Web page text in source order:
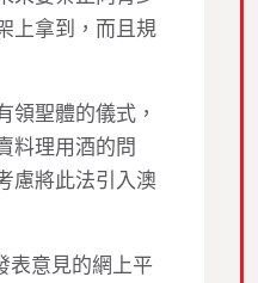
上拿到，而且規
領聖體的儀式，
料理用酒的問
慮將此法引入澳
表意見的網上平